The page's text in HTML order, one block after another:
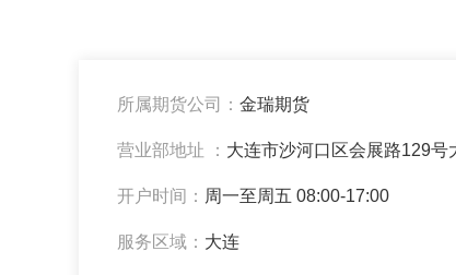
所属期货公司： 金瑞期货
营业部地址 ： 大连市沙河口区会展路129
开户时间： 周一至周五 08:00-17:00
服务区域： 大连